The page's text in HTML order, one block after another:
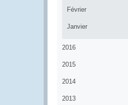
Février
Janvier
2016
2015
2014
2013